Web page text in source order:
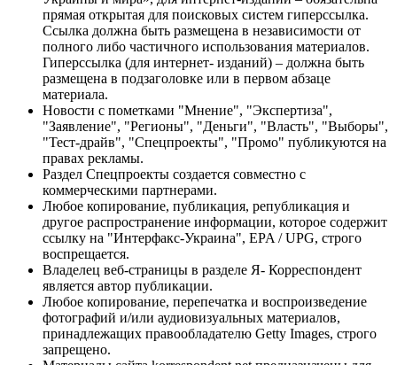
прямая открытая для поисковых систем гиперссылка.
Ссылка должна быть размещена в независимости от
полного либо частичного использования материалов.
Гиперссылка (для интернет- изданий) – должна быть
размещена в подзаголовке или в первом абзаце
материала.
Новости с пометками "Мнение", "Экспертиза",
"Заявление", "Регионы", "Деньги", "Власть", "Выборы",
"Тест-драйв", "Спецпроекты", "Промо" публикуются на
правах рекламы.
Раздел Спецпроекты создается совместно с
коммерческими партнерами.
Любое копирование, публикация, републикация и
другое распространение информации, которое содержит
ссылку на "Интерфакс-Украина", EPA / UPG, строго
воспрещается.
Владелец веб-страницы в разделе Я- Корреспондент
является автор публикации.
Любое копирование, перепечатка и воспроизведение
фотографий и/или аудиовизуальных материалов,
принадлежащих правообладателю Getty Images, строго
запрещено.